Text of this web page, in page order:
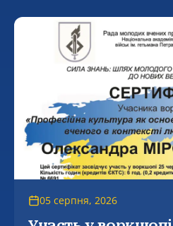
сфері» (EUNDAS).
05 серпня, 2026